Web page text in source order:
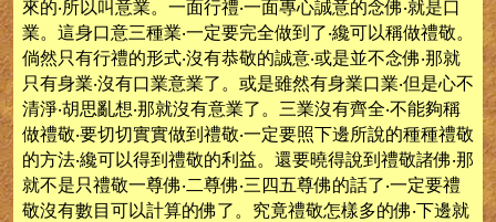
來的‧所以叫意業。一面行禮‧一面專心誠意的念佛‧就是口
業。這身口意三種業‧一定要完全做到了‧纔可以稱做禮敬。
倘然只有行禮的形式‧沒有恭敬的誠意‧或是並不念佛‧那就
只有身業‧沒有口業意業了。或是雖然有身業口業‧但是心不
清淨‧胡思亂想‧那就沒有意業了。三業沒有齊全‧不能夠稱
做禮敬‧要切切實實做到禮敬‧一定要照下邊所說的種種禮敬
的方法‧纔可以得到禮敬的利益。還要曉得說到禮敬諸佛‧那
就不是只禮敬一尊佛‧二尊佛‧三四五尊佛的話了‧一定要禮
敬沒有數目可以計算的佛了。究竟禮敬怎樣多的佛‧下邊就